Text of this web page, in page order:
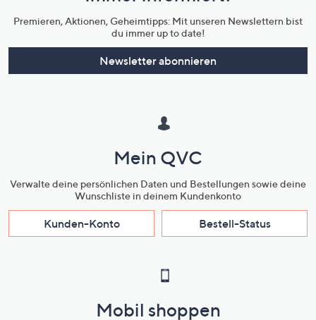
Premieren, Aktionen, Geheimtipps: Mit unseren Newslettern bist
du immer up to date!
Newsletter abonnieren
Mein QVC
Verwalte deine persönlichen Daten und Bestellungen sowie deine
Wunschliste in deinem Kundenkonto
Kunden-Konto Bestell-Status
Mobil shoppen